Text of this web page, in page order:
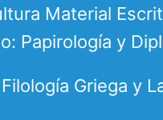
Material
Papirología y
Filología Griega y